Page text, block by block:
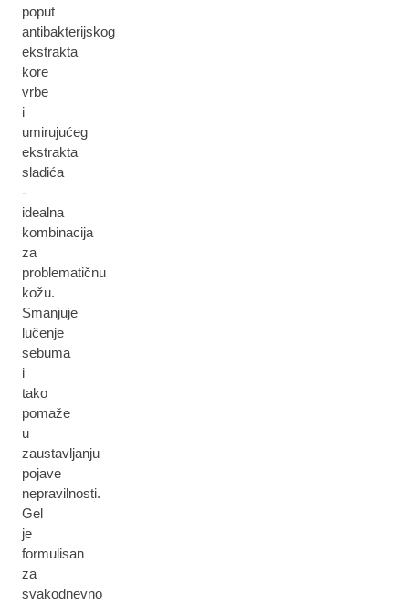
poput
antibakterijskog
ekstrakta
kore
vrbe
i
umirujućeg
ekstrakta
sladića
-
idealna
kombinacija
za
problematičnu
kožu.
Smanjuje
lučenje
sebuma
i
tako
pomaže
u
zaustavljanju
pojave
nepravilnosti.
Gel
je
formulisan
za
svakodnevno